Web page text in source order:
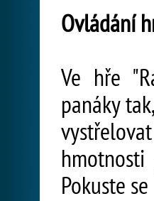
Ovládání
Ve hře
panáky
Pokuste